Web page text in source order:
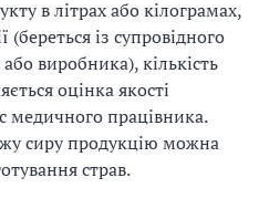
в літрах або кілограмах,
(береться із супровідного
виробника), кількість
оцінка якості
медичного працівника.
сиру продукцію можна
страв.